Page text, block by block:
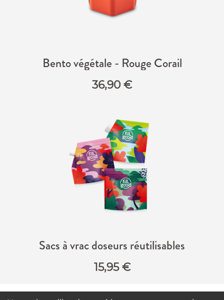
Bento végétale - Rouge Corail
36,90€
Sacs à vrac doseurs réutilisables
15,95€